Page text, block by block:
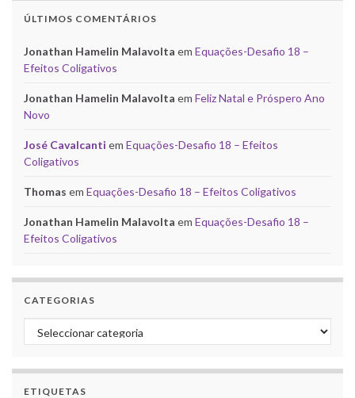
ÚLTIMOS COMENTÁRIOS
Jonathan Hamelin Malavolta em Equações-Desafio 18 –
Efeitos Coligativos
Jonathan Hamelin Malavolta em Feliz Natal e Próspero Ano
Novo
José Cavalcanti em Equações-Desafio 18 – Efeitos
Coligativos
Thomas em Equações-Desafio 18 – Efeitos Coligativos
Jonathan Hamelin Malavolta em Equações-Desafio 18 –
Efeitos Coligativos
CATEGORIAS
Categorias
ETIQUETAS